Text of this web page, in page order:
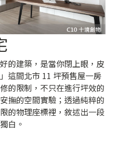
的建築，是當你閉上眼，皮
這間北市 11 坪預售屋一房
的限制，不只在進行坪效的
撫的空間實驗；透過純粹的
的物理座標裡，敘述出一段
白。